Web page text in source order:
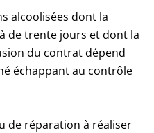
alcoolisées dont la
de trente jours et dont la
du contrat dépend
échappant au contrôle
de réparation à réaliser